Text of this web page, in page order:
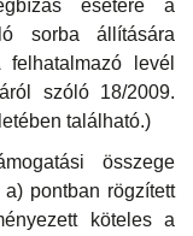
esetére a
sorba állítására
levél
szóló 18/2009.
található.)
összege
pontban rögzített
köteles a